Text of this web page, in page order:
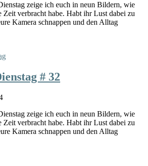
zeige ich euch in neun Bildern, wie
Zeit verbracht habe. Habt ihr Lust dabei zu
Kamera schnappen und den Alltag
# 32
zeige ich euch in neun Bildern, wie
Zeit verbracht habe. Habt ihr Lust dabei zu
Kamera schnappen und den Alltag